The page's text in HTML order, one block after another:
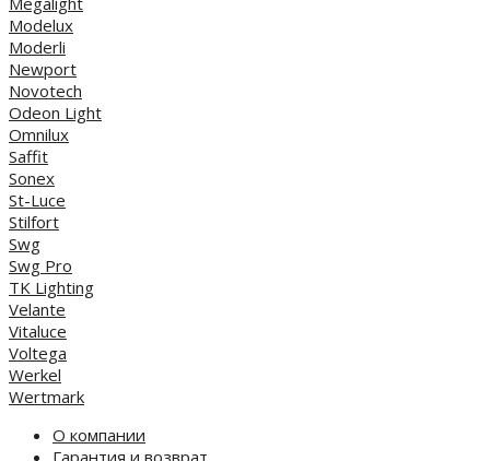
Modelux
Moderli
Newport
Novotech
Odeon Light
Omnilux
Saffit
Sonex
St-Luce
Stilfort
Swg
Swg Pro
TK Lighting
Velante
Vitaluce
Voltega
Werkel
Wertmark
О компании
Гарантия и возврат